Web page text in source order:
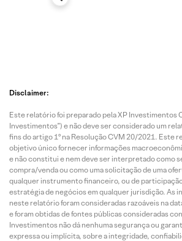
Disclaimer:
Este relatório foi preparado pela XP Investimentos
Investimentos”) e não deve ser considerado um
fins do artigo 1º na Resolução CVM 20/2021. Este
objetivo único fornecer informações
e não constitui e nem deve ser interpretado como
compra/venda ou como uma solicitação de uma
qualquer instrumento financeiro, ou de
estratégia de negócios em qualquer jurisdição. As
neste relatório foram consideradas razoáveis na
e foram obtidas de fontes públicas consideradas
Investimentos não dá nenhuma segurança ou
expressa ou implícita, sobre a integridade,